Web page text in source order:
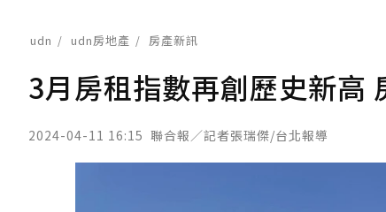
udn udn房地產 房產新訊
3月房租指數再創歷史新高
2024-04-11 16:15 聯合報／記者張瑞傑/台北報導